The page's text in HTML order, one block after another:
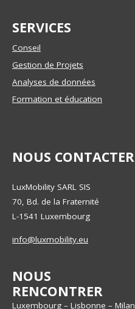
SERVICES
Conseil
Gestion de Projets
Analyses de données
Formation et éducation
NOUS CONTACTER
LuxMobility SARL SIS
70, Bd. de la Fraternité
L-1541 Luxembourg
info@luxmobility.eu
NOUS
RENCONTRER
Luxembourg – Lisbonne – Milan